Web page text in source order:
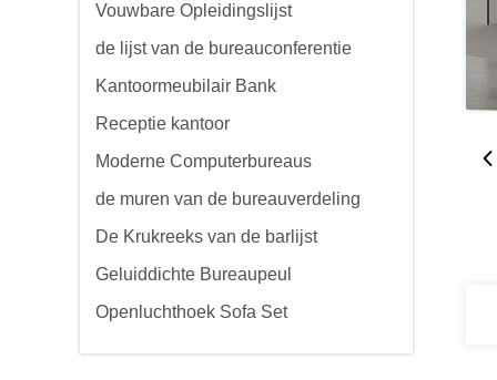
Vouwbare Opleidingslijst
de lijst van de bureauconferentie
Kantoormeubilair Bank
Receptie kantoor
Moderne Computerbureaus
de muren van de bureauverdeling
De Krukreeks van de barlijst
Geluiddichte Bureaupeul
Openluchthoek Sofa Set